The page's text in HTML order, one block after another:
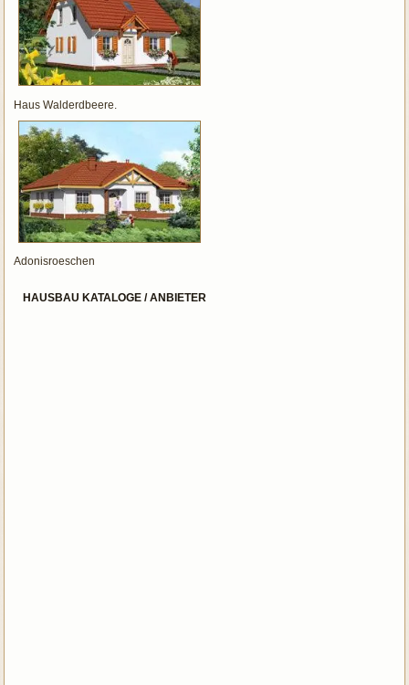
Haus Walderdbeere.
Adonisroeschen
HAUSBAU KATALOGE / ANBIETER